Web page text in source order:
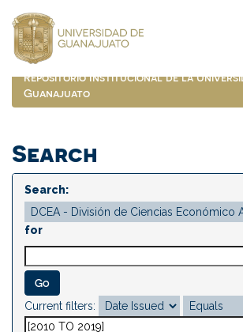
navigation
Repositorio Institucional de la
Guanajuato
Search
Search:
for
Current filters: